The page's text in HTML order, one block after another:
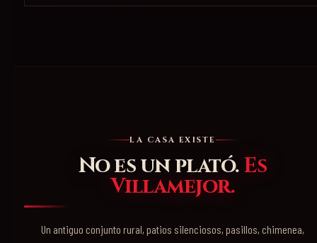
LA CASA EXISTE
No es un plató.Es
Villamejor.
Un antiguo conjunto rural, patios silenciosos, pasillos, chimenea,